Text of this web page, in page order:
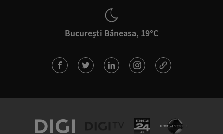
București Băneasa, 19°C